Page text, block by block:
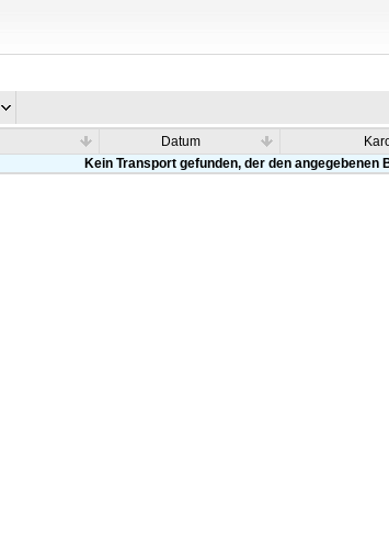
Datum
Kein Transport gefunden, der den angegebenen